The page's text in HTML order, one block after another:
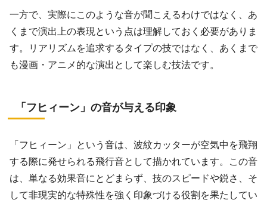
一方で、実際にこのような音が聞こえるわけではなく、あ
くまで演出上の表現という点は理解しておく必要がありま
す。リアリズムを追求するタイプの技ではなく、あくまで
も漫画・アニメ的な演出として楽しむ技法です。
「フヒィーン」の音が与える印象
「フヒィーン」という音は、波紋カッターが空気中を飛翔
する際に発せられる飛行音として描かれています。この音
は、単なる効果音にとどまらず、技のスピードや鋭さ、そ
して非現実的な特殊性を強く印象づける役割を果たしてい